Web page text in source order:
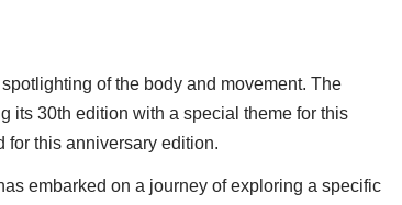
of the body and movement. The
its 30th edition with a special theme for this
for this anniversary edition.
embarked on a journey of exploring a specific